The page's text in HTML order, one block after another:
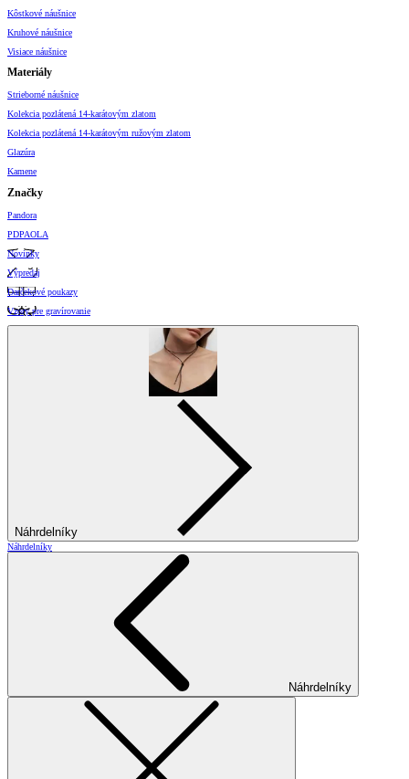
Kôstkové náušnice
Kruhové náušnice
Visiace náušnice
Materiály
Strieborné náušnice
Kolekcia pozlátená 14-karátovým zlatom
Kolekcia pozlátená 14-karátovým ružovým zlatom
Glazúra
Kamene
Značky
Pandora
PDPAOLA
Novinky
Výpredaj
Darčekové poukazy
Vzory pre gravírovanie
Náhrdelníky
Náhrdelníky
Náhrdelníky